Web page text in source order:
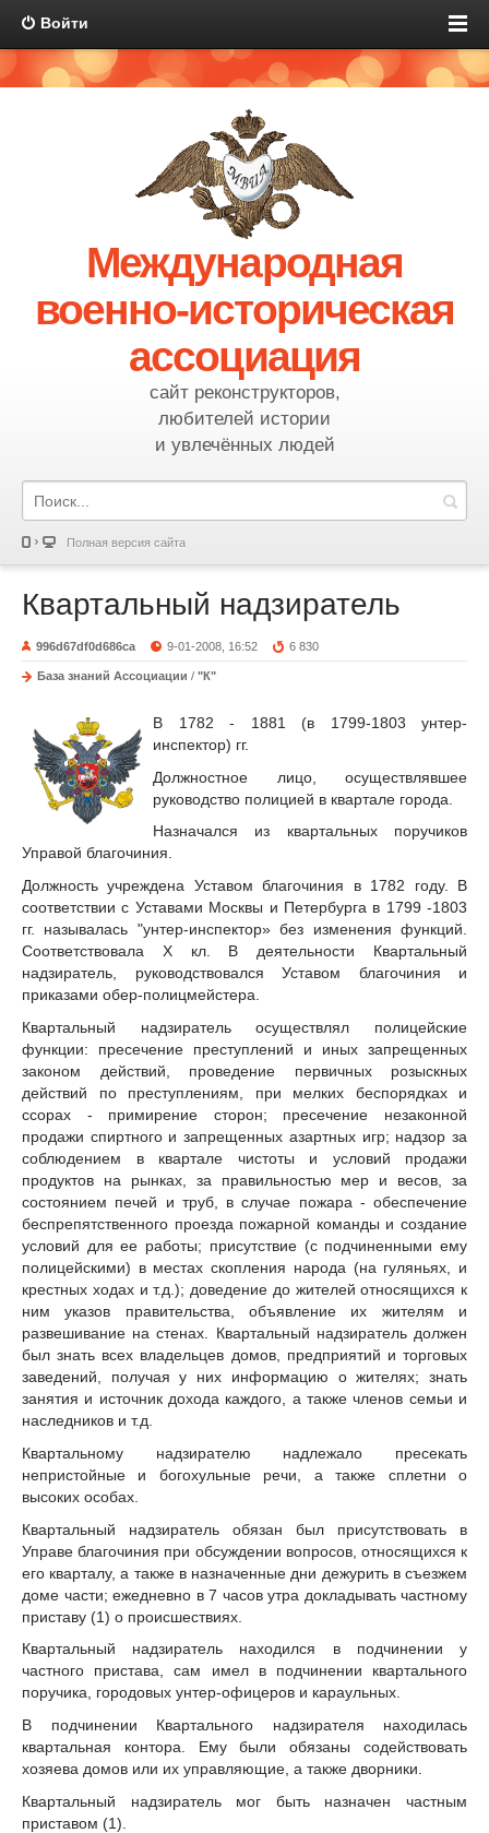
Войти
Международная
военно-историческая
ассоциация
сайт реконструкторов,
любителей истории
и увлечённых людей
Полная версия сайта
Квартальный надзиратель
996d67df0d686ca 9-01-2008, 16:52 6 830
База знаний Ассоциации / "К"
В 1782 - 1881 (в 1799-1803 унтер-
инспектор) гг.
Должностное лицо, осуществлявшее
руководство полицией в квартале города.
Назначался из квартальных поручиков
Управой благочиния.
Должность учреждена Уставом благочиния в 1782 году. В
соответствии с Уставами Москвы и Петербурга в 1799 -1803
гг. называлась "унтер-инспектор» без изменения функций.
Соответствовала X кл. В деятельности Квартальный
надзиратель, руководствовался Уставом благочиния и
приказами обер-полицмейстера.
Квартальный надзиратель осуществлял полицейские
функции: пресечение преступлений и иных запрещенных
законом действий, проведение первичных розыскных
действий по преступлениям, при мелких беспорядках и
ссорах - примирение сторон; пресечение незаконной
продажи спиртного и запрещенных азартных игр; надзор за
соблюдением в квартале чистоты и условий продажи
продуктов на рынках, за правильностью мер и весов, за
состоянием печей и труб, в случае пожара - обеспечение
беспрепятственного проезда пожарной команды и создание
условий для ее работы; присутствие (с подчиненными ему
полицейскими) в местах скопления народа (на гуляньях, и
крестных ходах и т.д.); доведение до жителей относящихся к
ним указов правительства, объявление их жителям и
развешивание на стенах. Квартальный надзиратель должен
был знать всех владельцев домов, предприятий и торговых
заведений, получая у них информацию о жителях; знать
занятия и источник дохода каждого, а также членов семьи и
наследников и т.д.
Квартальному надзирателю надлежало пресекать
непристойные и богохульные речи, а также сплетни о
высоких особах.
Квартальный надзиратель обязан был присутствовать в
Управе благочиния при обсуждении вопросов, относящихся к
его кварталу, а также в назначенные дни дежурить в съезжем
доме части; ежедневно в 7 часов утра докладывать частному
приставу (1) о происшествиях.
Квартальный надзиратель находился в подчинении у
частного пристава, сам имел в подчинении квартального
поручика, городовых унтер-офицеров и караульных.
В подчинении Квартального надзирателя находилась
квартальная контора. Ему были обязаны содействовать
хозяева домов или их управляющие, а также дворники.
Квартальный надзиратель мог быть назначен частным
приставом (1).